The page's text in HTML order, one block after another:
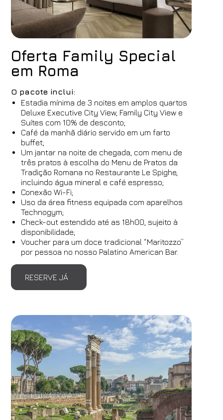
Oferta Family Special
em Roma
O pacote inclui:
Estadia mínima de 3 noites em amplos quartos
Deluxe Executive City View, Family City View e
Suítes com 10% de desconto;
Café da manhã diário servido em um farto
buffet;
Um jantar na noite de chegada, com menu de
três pratos à escolha do Menu de Pratos da
Tradição Romana no Restaurante Le Spighe,
incluindo água mineral e café espresso;
Conexão Wi-Fi;
Uso da área fitness equipada com aparelhos
Technogym;
Check-out estendido até as 18h00, sujeito à
disponibilidade;
Voucher para um doce tradicional “Maritozzo”
por pessoa no nosso Palatino American Bar.
RESERVE JÁ